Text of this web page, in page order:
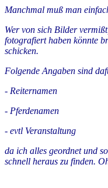
Manchmal muß man
Wer von sich Bilder
fotografiert haben könnte
schicken.
Folgende Angaben sind
- Reiternamen
- Pferdenamen
- evtl Veranstaltung
da ich alles geordnet und
schnell heraus zu finden.